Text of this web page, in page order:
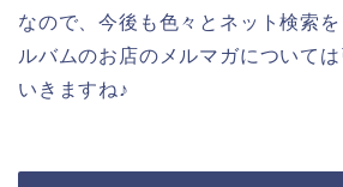
なので、今後も色々とネット検索
ルバムのお店のメルマガについて
いきますね♪